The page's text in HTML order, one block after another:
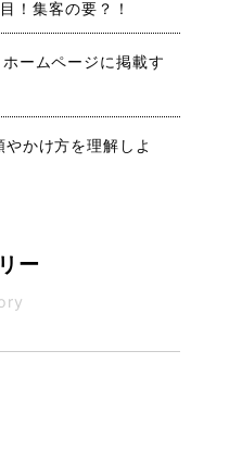
！集客の要？！
ームページに掲載す
かけ方を理解しよ
ー